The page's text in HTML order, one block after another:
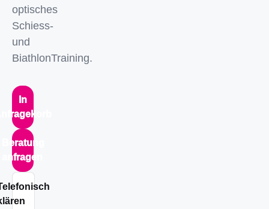
optisches
Schiess-
und
BiathlonTraining.
In
Beratung
anfragen